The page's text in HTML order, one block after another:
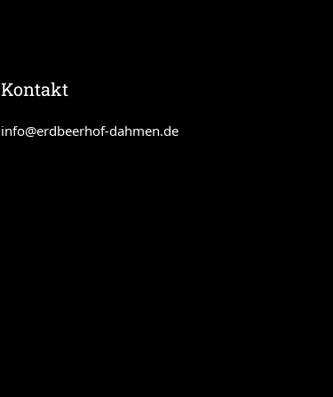
Kontakt
info@erdbeerhof-dahmen.de